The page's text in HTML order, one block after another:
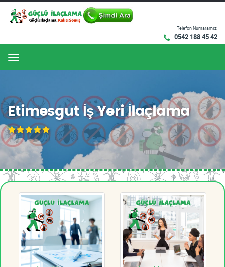
Telefon Numaramız:
0542 188 45 42
Menu
Etimesgut İş Yeri İlaçlama